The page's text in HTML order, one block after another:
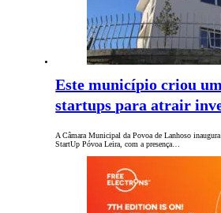
Este município criou
startups para atrair
A Câmara Municipal da Povoa de Lanhoso
StartUp Póvoa Leira, com a presença…